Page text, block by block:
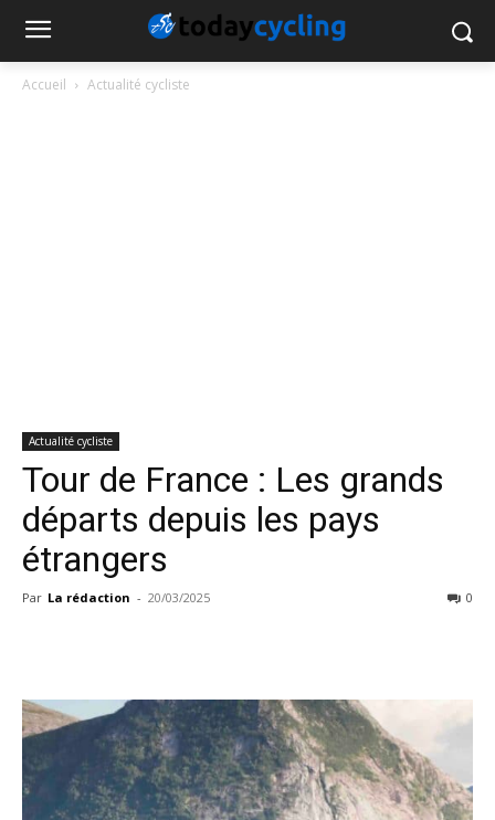
Accueil Actualité cycliste
Actualité cycliste
Tour de France : Les grands
départs depuis les pays
étrangers
Par La rédaction - 20/03/2025 0